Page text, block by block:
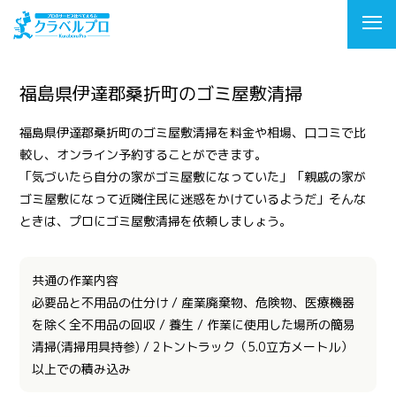
福島県伊達郡桑折町のゴミ屋敷清掃
福島県伊達郡桑折町のゴミ屋敷清掃を料金や相場、口コミで比
較し、オンライン予約することができます。
「気づいたら自分の家がゴミ屋敷になっていた」「親戚の家が
ゴミ屋敷になって近隣住民に迷惑をかけているようだ」そんな
ときは、プロにゴミ屋敷清掃を依頼しましょう。
共通の作業内容
必要品と不用品の仕分け / 産業廃棄物、危険物、医療機器
を除く全不用品の回収 / 養生 / 作業に使用した場所の簡易
清掃(清掃用具持参) / 2トントラック（5.0立方メートル）
以上での積み込み